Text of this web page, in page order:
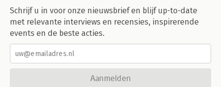
Schrijf u in voor onze nieuwsbrief en blijf up-to-date
met relevante interviews en recensies, inspirerende
events en de beste acties.
Aanmelden